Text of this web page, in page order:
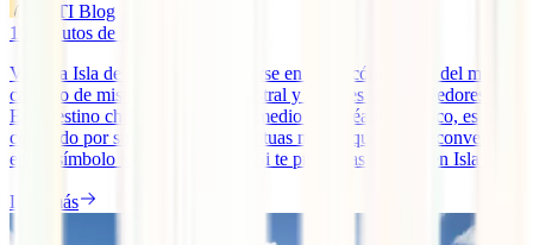
IATI Blog
10
minutos de lectura
Viajar a Isla de Pascua es adentrarse en un rincón remoto del mundo
cargado de misterio, cultura ancestral y paisajes sobrecogedores.
Este destino chileno, ubicado en medio del océano Pacífico, es
conocido por sus enigmáticas estatuas moáis, que se han convertido
en un símbolo icónico de la isla. Si te preguntas qué ver en Isla [...]
Leer más